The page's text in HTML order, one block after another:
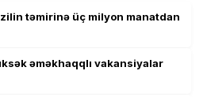
təmirinə üç milyon manatdan
əməkhaqqlı vakansiyalar